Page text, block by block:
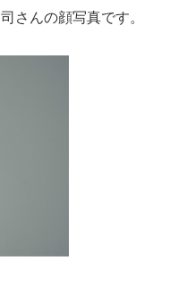
さんの顔写真です。